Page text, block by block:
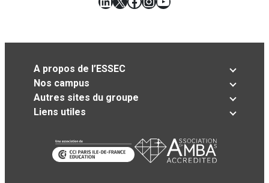
A propos de l’ESSEC
Nos campus
Autres sites du groupe
Liens utiles